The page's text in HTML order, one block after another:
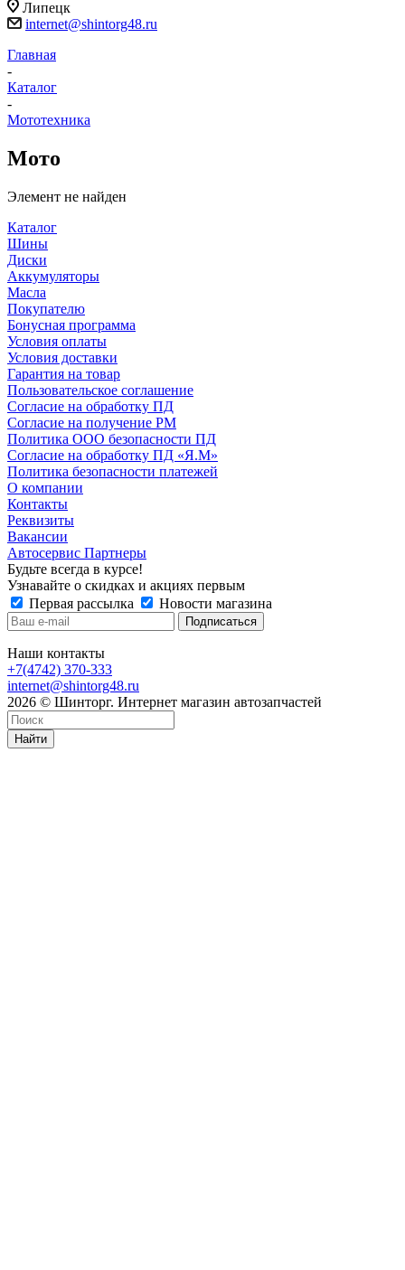
Липецк
internet@shintorg48.ru
Главная
-
Каталог
-
Мототехника
Мото
Элемент не найден
Каталог
Шины
Диски
Аккумуляторы
Масла
Покупателю
Бонусная программа
Условия оплаты
Условия доставки
Гарантия на товар
Пользовательское соглашение
Согласие на обработку ПД
Согласие на получение РМ
Политика ООО безопасности ПД
Согласие на обработку ПД «Я.М»
Политика безопасности платежей
О компании
Контакты
Реквизиты
Вакансии
Автосервис Партнеры
Будьте всегда в курсе!
Узнавайте о скидках и акциях первым
Первая рассылка
Новости магазина
Наши контакты
+7(4742) 370-333
internet@shintorg48.ru
2026 © Шинторг. Интернет магазин автозапчастей
Найти